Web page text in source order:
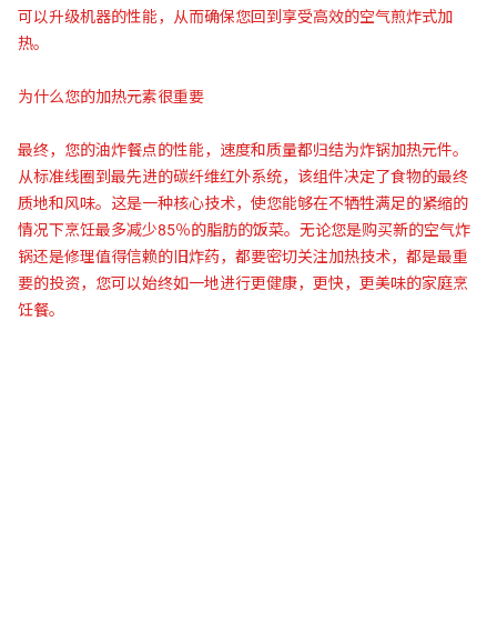
可以升级机器的性能，从而确保您回到享受高效的空气煎炸式加
热。
为什么您的加热元素很重要
最终，您的油炸餐点的性能，速度和质量都归结为炸锅加热元件。
从标准线圈到最先进的碳纤维红外系统，该组件决定了食物的最终
质地和风味。这是一种核心技术，使您能够在不牺牲满足的紧缩的
情况下烹饪最多减少85％的脂肪的饭菜。无论您是购买新的空气炸
锅还是修理值得信赖的旧炸药，都要密切关注加热技术，都是最重
要的投资，您可以始终如一地进行更健康，更快，更美味的家庭烹
饪餐。